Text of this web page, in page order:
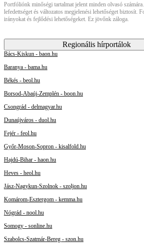
Portfóliónk minőségi tartalmat jelent minden olvasó
lefedettséget és változatos megjelenési lehetőséget biztosít.
irányokat és fejlődési lehetőségeket. Ez jövőnk záloga.
Regionális hírportálok
Bács-Kiskun - baon.hu
Baranya - bama.hu
Békés - beol.hu
Borsod-Abaúj-Zemplén - boon.hu
Csongrád - delmagyar.hu
Dunaújváros - duol.hu
Fejér - feol.hu
Győr-Moson-Sopron - kisalfold.hu
Hajdú-Bihar - haon.hu
Heves - heol.hu
Jász-Nagykun-Szolnok - szoljon.hu
Komárom-Esztergom - kemma.hu
Nógrád - nool.hu
Somogy - sonline.hu
Szabolcs-Szatmár-Bereg - szon.hu